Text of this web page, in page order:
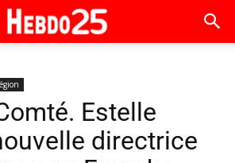
Estelle
directrice